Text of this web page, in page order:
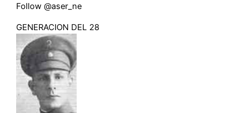
Follow @aser_ne
GENERACION DEL 28